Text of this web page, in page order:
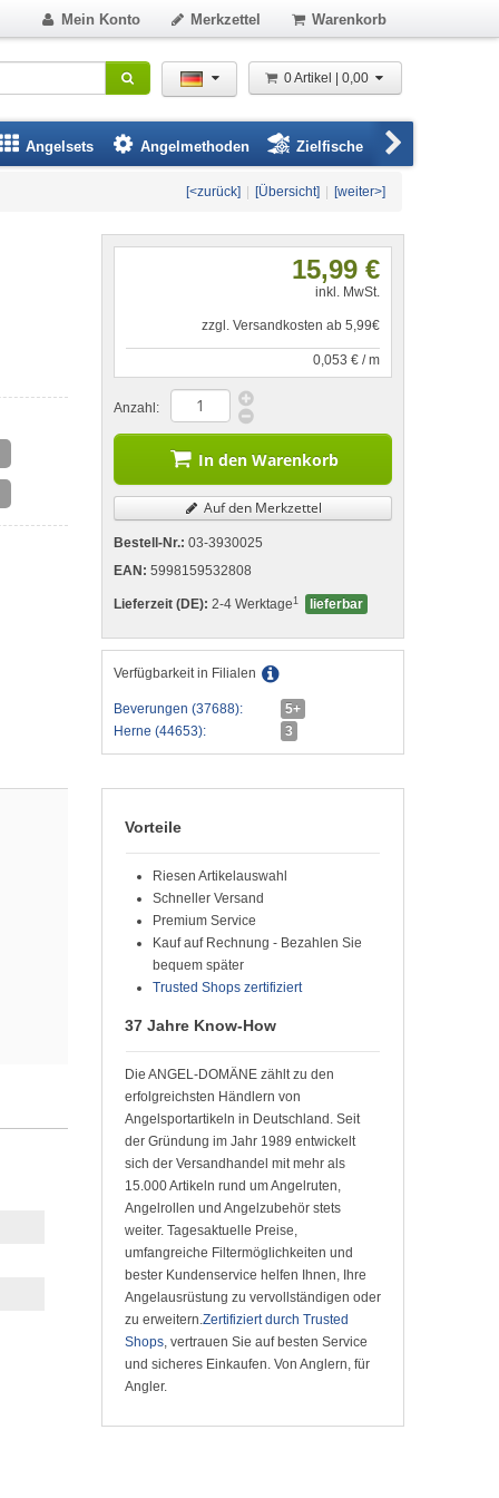
Mein Konto Merkzettel Warenkorb
0 Artikel | 0,00
Angelsets Angelmethoden Zielfische
[<zurück] [Übersicht] [weiter>]
15,99 €
inkl. MwSt.
zzgl. Versandkosten ab 5,99€
0,053 € / m
Anzahl:
In den Warenkorb
Auf den Merkzettel
Bestell-Nr.: 03-3930025
EAN: 5998159532808
Lieferzeit (DE): 2-4 Werktage 1 lieferbar
Verfügbarkeit in Filialen
Beverungen (37688):
5+
Herne (44653):
3
Vorteile
Riesen Artikelauswahl
Schneller Versand
Premium Service
Kauf auf Rechnung - Bezahlen Sie
bequem später
Trusted Shops zertifiziert
37 Jahre Know-How
Die ANGEL-DOMÄNE zählt zu den
erfolgreichsten Händlern von
Angelsportartikeln in Deutschland. Seit
der Gründung im Jahr 1989 entwickelt
sich der Versandhandel mit mehr als
15.000 Artikeln rund um Angelruten,
Angelrollen und Angelzubehör stets
weiter. Tagesaktuelle Preise,
umfangreiche Filtermöglichkeiten und
bester Kundenservice helfen Ihnen, Ihre
Angelausrüstung zu vervollständigen oder
zu erweitern.Zertifiziert durch Trusted
Shops, vertrauen Sie auf besten Service
und sicheres Einkaufen. Von Anglern, für
Angler.